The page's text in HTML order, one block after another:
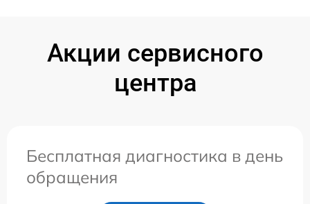
Акции сервисного
центра
Бесплатная диагностика в день
обращения